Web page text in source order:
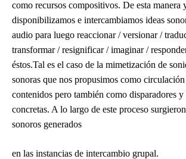
como recursos compositivos. De esta manera
disponibilizamos e intercambiamos ideas
audio para luego reaccionar / versionar /
transformar / resignificar / imaginar /
éstos.Tal es el caso de la mimetización de
sonoras que nos propusimos como
contenidos pero también como disparadores y
concretas. A lo largo de este proceso
sonoros generados
en las instancias de intercambio grupal.